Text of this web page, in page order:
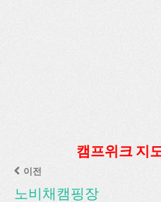
캠프위크 지
이전
노비채캠핑장